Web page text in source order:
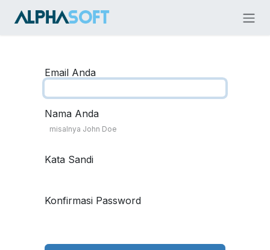
Email Anda
Nama Anda
Kata Sandi
Konfirmasi Password